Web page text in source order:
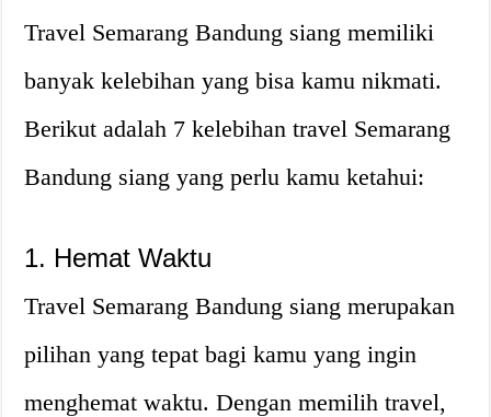
Travel Semarang Bandung siang memiliki
banyak kelebihan yang bisa kamu nikmati.
Berikut adalah 7 kelebihan travel Semarang
Bandung siang yang perlu kamu ketahui:
1. Hemat Waktu
Travel Semarang Bandung siang merupakan
pilihan yang tepat bagi kamu yang ingin
menghemat waktu. Dengan memilih travel,